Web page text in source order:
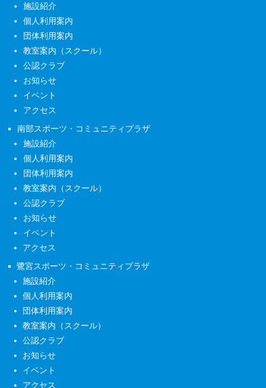
施設紹介
個人利用案内
団体利用案内
教室案内（スクール）
公認クラブ
お知らせ
イベント
アクセス
南部スポーツ・コミュニティプラザ
施設紹介
個人利用案内
団体利用案内
教室案内（スクール）
公認クラブ
お知らせ
イベント
アクセス
鷺宮スポーツ・コミュニティプラザ
施設紹介
個人利用案内
団体利用案内
教室案内（スクール）
公認クラブ
お知らせ
イベント
アクセス